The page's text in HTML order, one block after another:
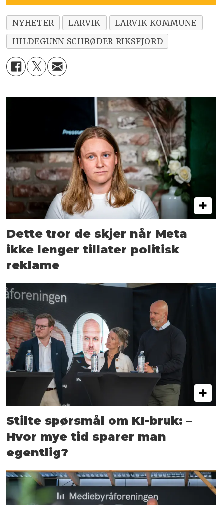
NYHETER LARVIK
LARVIK KOMMUNE
HILDEGUNN SCHRØDER RIKSFJORD
Dette tror de skjer når Meta
ikke lenger tillater politisk
reklame
Stilte spørsmål om KI-bruk: –
Hvor mye tid sparer man
egentlig?